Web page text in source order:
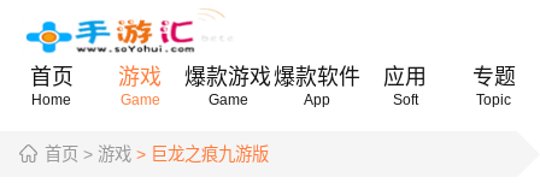
首页
Home
游戏
Game
爆款游戏
Game
爆款软件
App
应用
Soft
专题
Topic
首页 > 游戏 > 巨龙之痕九游版